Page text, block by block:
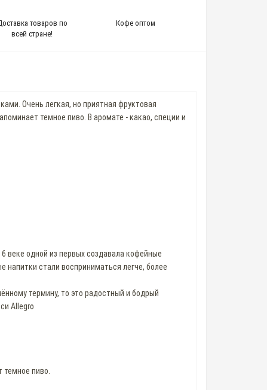
товаров по
всей стране!
Кофе оптом
Очень легкая, но приятная фруктовая
темное пиво. В аромате - какао, специи и
веке одной из первых создавала кофейные
напитки стали восприниматься легче, более
термину, то это радостный и бодрый
Allegro
темное пиво.